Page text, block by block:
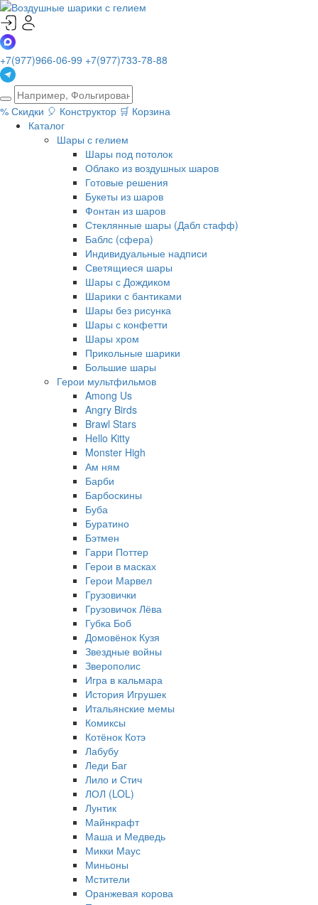
+7(977)966-06-99 +7(977)733-78-88
% Скидки 🎈 Конструктор 🛒 Корзина
Каталог
Шары с гелием
Шары под потолок
Облако из воздушных шаров
Готовые решения
Букеты из шаров
Фонтан из шаров
Стеклянные шары (Дабл стафф)
Баблс (сфера)
Индивидуальные надписи
Светящиеся шары
Шары с Дождиком
Шарики с бантиками
Шары без рисунка
Шары с конфетти
Шары хром
Прикольные шарики
Большие шары
Герои мультфильмов
Among Us
Angry Birds
Brawl Stars
Hello Kitty
Monster High
Ам ням
Барби
Барбоскины
Буба
Буратино
Бэтмен
Гарри Поттер
Герои в масках
Герои Марвел
Грузовички
Грузовичок Лёва
Губка Боб
Домовёнок Кузя
Звездные войны
Зверополис
Игра в кальмара
История Игрушек
Итальянские мемы
Комиксы
Котёнок Котэ
Лабубу
Леди Баг
Лило и Стич
ЛОЛ (LOL)
Лунтик
Майнкрафт
Маша и Медведь
Микки Маус
Миньоны
Мстители
Оранжевая корова